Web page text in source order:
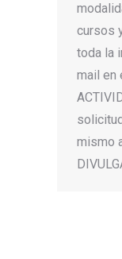
cursos
toda la
mail en
mismo